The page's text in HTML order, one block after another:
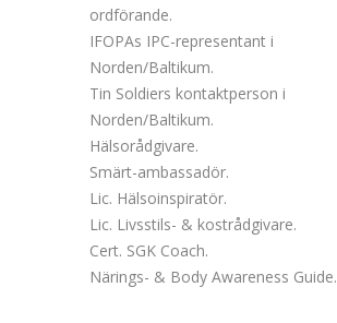
ordförande.
IFOPAs IPC-representant i
Norden/Baltikum.
Tin Soldiers kontaktperson i
Norden/Baltikum.
Hälsorådgivare.
Smärt-ambassadör.
Lic. Hälsoinspiratör.
Lic. Livsstils- & kostrådgivare.
Cert. SGK Coach.
Närings- & Body Awareness Guide.